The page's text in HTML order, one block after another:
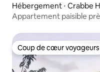
Hébergement ⋅ Crabbe
Appartement paisible
Coup de cœur voyageurs
Coup de cœur voyageurs